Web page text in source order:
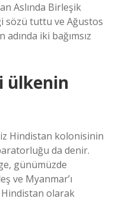
Aslında Birleşik
sözü tuttu ve Ağustos
iki bağımsız
ülkenin
Hindistan kolonisinin
da denir.
günümüzde
ve Myanmar’ı
olarak